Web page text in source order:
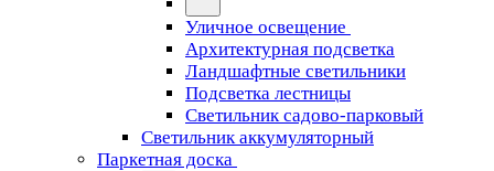
Уличное освещение
Архитектурная подсветка
Ландшафтные светильники
Подсветка лестницы
Светильник садово-парковый
Светильник аккумуляторный
Паркетная доска